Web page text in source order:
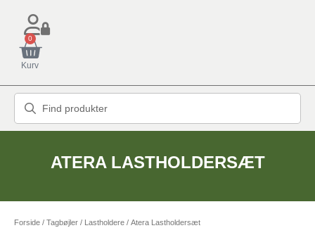
0
Kurv
ATERA LASTHOLDERSÆT
Forside / Tagbøjler / Lastholdere / Atera Lastholdersæt